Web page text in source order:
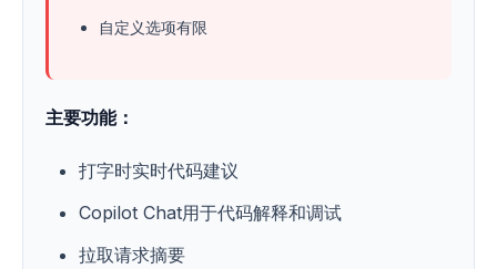
自定义选项有限
主要功能：
打字时实时代码建议
Copilot Chat用于代码解释和调试
拉取请求摘要